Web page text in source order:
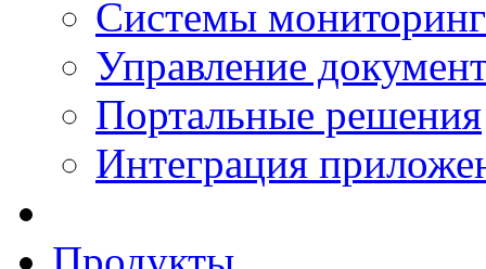
Системы
Управление
Портальные решения
Интеграция